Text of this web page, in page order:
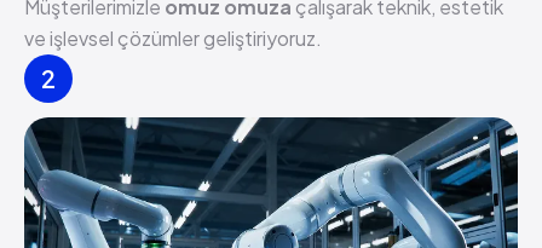
Müşterilerimizle omuz omuza çalışarak teknik, estetik
ve işlevsel çözümler geliştiriyoruz.